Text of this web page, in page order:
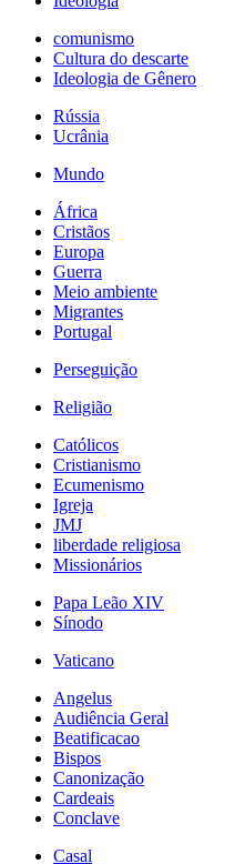
comunismo
Cultura do descarte
Ideologia de Gênero
Rússia
Ucrânia
Mundo
África
Cristãos
Europa
Guerra
Meio ambiente
Migrantes
Portugal
Perseguição
Religião
Católicos
Cristianismo
Ecumenismo
Igreja
JMJ
liberdade religiosa
Missionários
Papa Leão XIV
Sínodo
Vaticano
Angelus
Audiência Geral
Beatificacao
Bispos
Canonização
Cardeais
Conclave
Casal